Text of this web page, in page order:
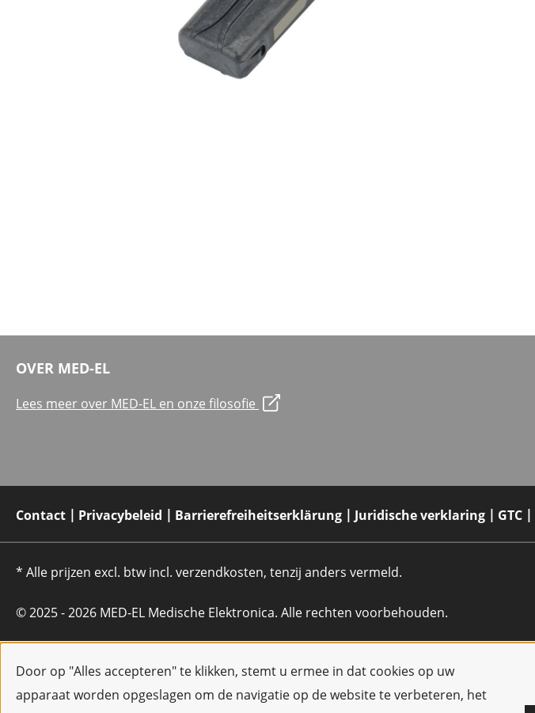
Door op "Alles accepteren" te klikken, stemt u ermee in dat cookies op uw
apparaat worden opgeslagen om de navigatie op de website te verbeteren, het
OVER MED-EL
Lees meer over MED-EL en onze filosofie
Contact Privacybeleid Barrierefreiheitserklärung Juridische verklaring GTC
* Alle prijzen excl. btw incl. verzendkosten, tenzij anders vermeld.
© 2025 - 2026 MED-EL Medische Elektronica. Alle rechten voorbehouden.